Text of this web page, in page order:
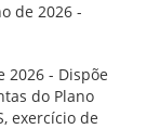
de 2026 -
2026 - Dispõe
do Plano
exercício de